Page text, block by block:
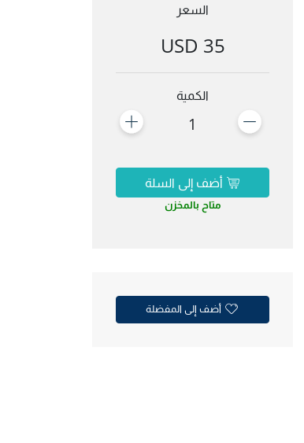
السعر
35 USD
الكمية
1
أضف إلى السلة
متاح بالمخزن
أضف إلى المفضلة